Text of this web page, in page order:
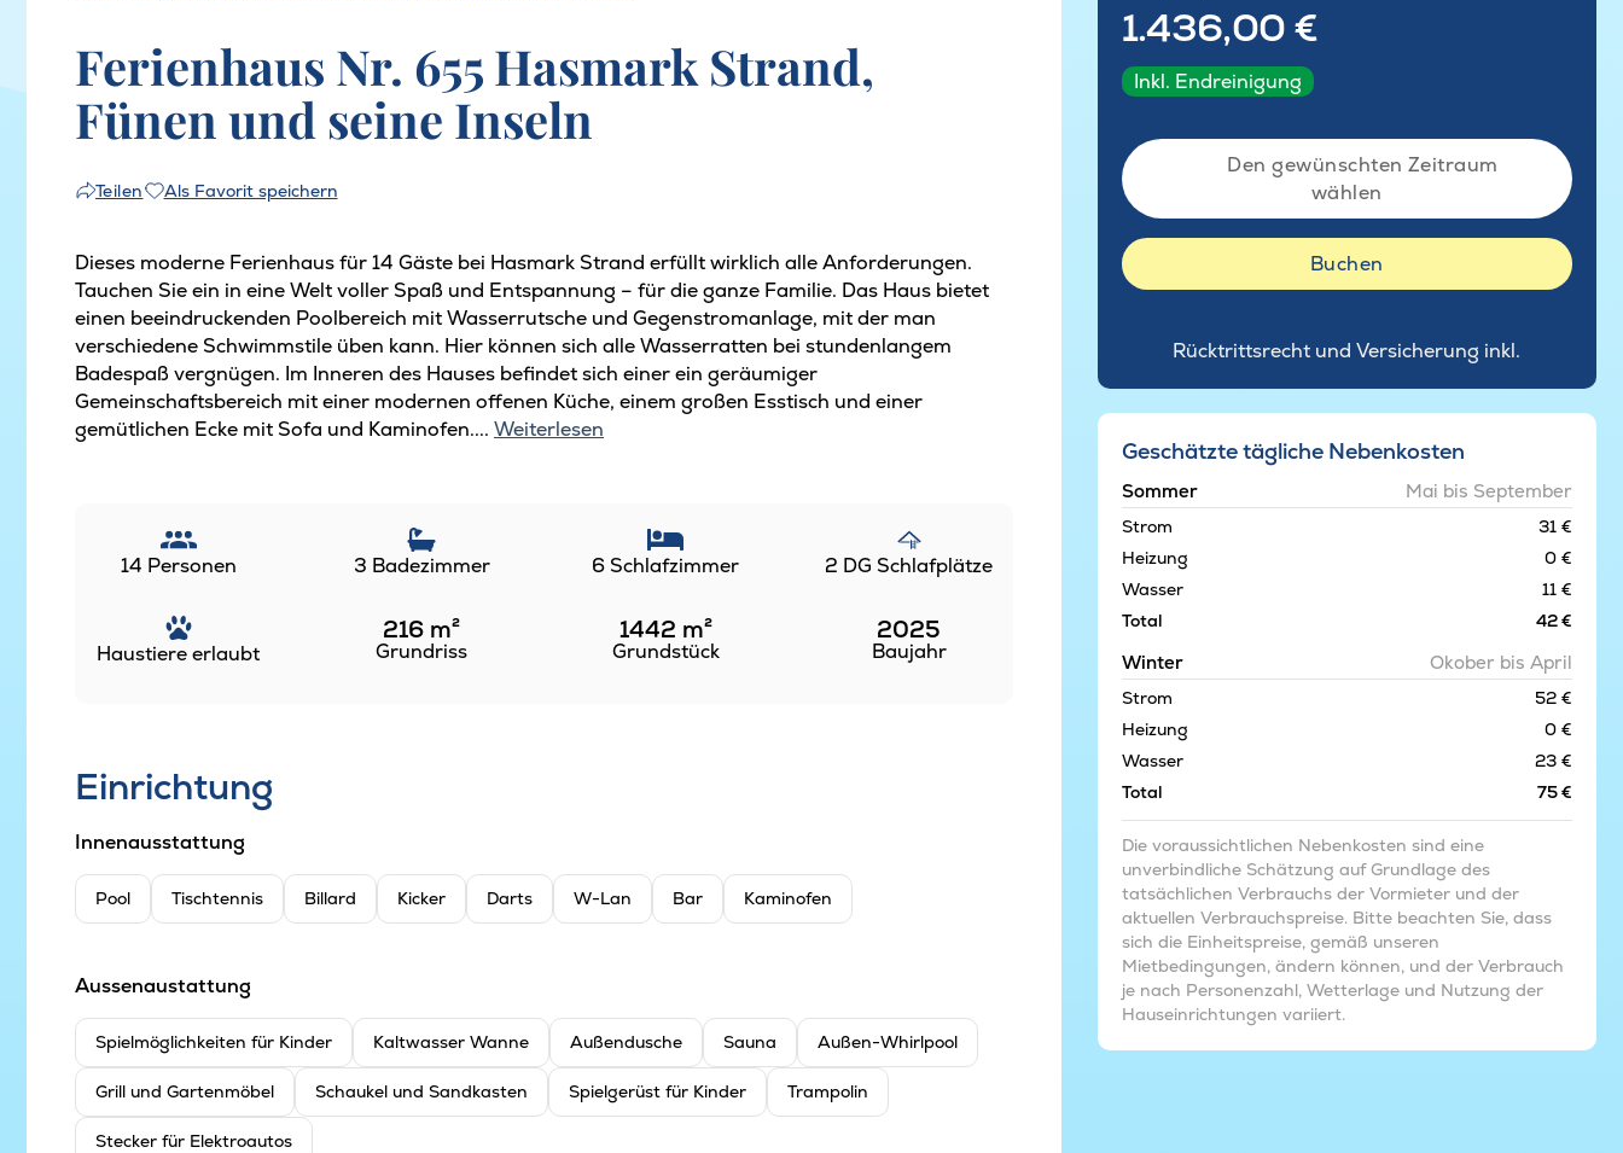
Ferienhaus Nr. 655 Hasmark Strand,
Fünen und seine Inseln
Teilen Als Favorit speichern
Dieses moderne Ferienhaus für 14 Gäste bei Hasmark Strand erfüllt wirklich alle Anforderungen.
Tauchen Sie ein in eine Welt voller Spaß und Entspannung – für die ganze Familie. Das Haus bietet
einen beeindruckenden Poolbereich mit Wasserrutsche und Gegenstromanlage, mit der man
verschiedene Schwimmstile üben kann. Hier können sich alle Wasserratten bei stundenlangem
Badespaß vergnügen. Im Inneren des Hauses befindet sich einer ein geräumiger
Gemeinschaftsbereich mit einer modernen offenen Küche, einem großen Esstisch und einer
gemütlichen Ecke mit Sofa und Kaminofen.... Weiterlesen
14 Personen 3 Badezimmer 6 Schlafzimmer 2 DG Schlafplätze
Haustiere erlaubt
216 m²
Grundriss
1442 m²
Grundstück
2025
Baujahr
Einrichtung
Innenausstattung
Pool Tischtennis Billard Kicker Darts W-Lan Bar Kaminofen
Aussenaustattung
Spielmöglichkeiten für Kinder Kaltwasser Wanne Außendusche Sauna Außen-Whirlpool
Grill und Gartenmöbel Schaukel und Sandkasten Spielgerüst für Kinder Trampolin
Stecker für Elektroautos
1.436,00 €
Inkl. Endreinigung
Den gewünschten Zeitraum
wählen
Buchen
Rücktrittsrecht und Versicherung inkl.
Geschätzte tägliche Nebenkosten
Sommer Mai bis September
Strom
31 €
Heizung
0 €
Wasser
11 €
Total
42 €
Winter Okober bis April
Strom
52 €
Heizung
0 €
Wasser
23 €
Total
75 €
Die voraussichtlichen Nebenkosten sind eine
unverbindliche Schätzung auf Grundlage des
tatsächlichen Verbrauchs der Vormieter und der
aktuellen Verbrauchspreise. Bitte beachten Sie, dass
sich die Einheitspreise, gemäß unseren
Mietbedingungen, ändern können, und der Verbrauch
je nach Personenzahl, Wetterlage und Nutzung der
Hauseinrichtungen variiert.